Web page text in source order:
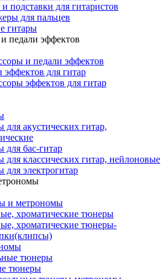
и подставки для гитаристов
для пальцев
гитары
педали эффектов
и педали эффектов
эффектов для гитар
эффектов для гитар
для акустических гитар,
для бас-гитар
для классических гитар, нейлоновые
для электрогитар
и метрономы
хроматические тюнеры
хроматические тюнеры-
тюнеры
тюнеры